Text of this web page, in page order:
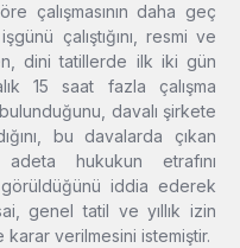
çalışmasının daha geç
çalıştığını, resmi ve
dini tatillerde ilk iki gün
15 saat fazla çalışma
bulunduğunu, davalı şirkete
bu davalarda çıkan
hukukun etrafını
görüldüğünü iddia ederek
genel tatil ve yıllık izin
karar verilmesini istemiştir.